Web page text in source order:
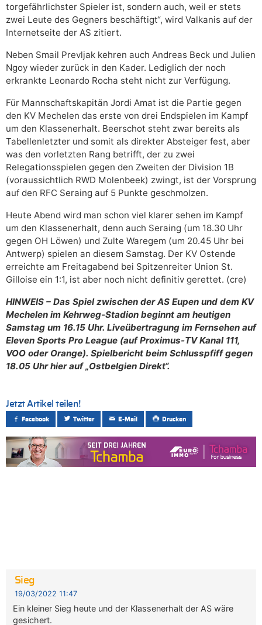
torgefährlichster Spieler ist, sondern auch, weil er stets
zwei Leute des Gegners beschäftigt“, wird Valkanis auf der
Internetseite der AS zitiert.
Neben Smail Prevljak kehren auch Andreas Beck und Julien
Ngoy wieder zurück in den Kader. Lediglich der noch
erkrankte Leonardo Rocha steht nicht zur Verfügung.
Für Mannschaftskapitän Jordi Amat ist die Partie gegen
den KV Mechelen das erste von drei Endspielen im Kampf
um den Klassenerhalt. Beerschot steht zwar bereits als
Tabellenletzter und somit als direkter Absteiger fest, aber
was den vorletzten Rang betrifft, der zu zwei
Relegationsspielen gegen den Zweiten der Division 1B
(voraussichtlich RWD Molenbeek) zwingt, ist der Vorsprung
auf den RFC Seraing auf 5 Punkte geschmolzen.
Heute Abend wird man schon viel klarer sehen im Kampf
um den Klassenerhalt, denn auch Seraing (um 18.30 Uhr
gegen OH Löwen) und Zulte Waregem (um 20.45 Uhr bei
Antwerp) spielen an diesem Samstag. Der KV Ostende
erreichte am Freitagabend bei Spitzenreiter Union St.
Gilloise ein 1:1, ist aber noch nicht definitiv gerettet. (cre)
HINWEIS – Das Spiel zwischen der AS Eupen und dem KV
Mechelen im Kehrweg-Stadion beginnt am heutigen
Samstag um 16.15 Uhr. Liveübertragung im Fernsehen auf
Eleven Sports Pro League (auf Proximus-TV Kanal 111,
VOO oder Orange). Spielbericht beim Schlusspfiff gegen
18.05 Uhr hier auf „Ostbelgien Direkt“.
Jetzt Artikel teilen!
Facebook Twitter E-Mail Drucken
Sieg
19/03/2022 11:47
Ein kleiner Sieg heute und der Klassenerhalt der AS wäre
gesichert.